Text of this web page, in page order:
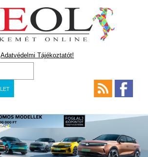
Adatvédelmi Tájékoztatót!